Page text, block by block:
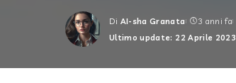
Posted
by
Di AI-sha Granata 3 anni fa
Ultimo update: 22 Aprile 2023